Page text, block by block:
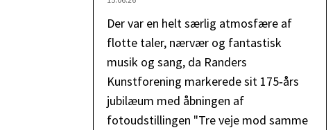
Der var en helt særlig atmosfære af
flotte taler, nærvær og fantastisk
musik og sang, da Randers
Kunstforening markerede sit 175‑års
jubilæum med åbningen af
fotoudstillingen "Tre veje mod samme